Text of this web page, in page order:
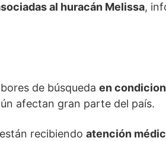
al huracán Melissa,
de búsqueda en
afectan gran parte del país.
recibiendo atención